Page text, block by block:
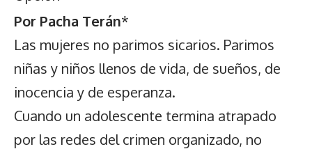
Por Pacha Terán*
Las mujeres no parimos sicarios. Parimos
niñas y niños llenos de vida, de sueños, de
inocencia y de esperanza.
Cuando un adolescente termina atrapado
por las redes del crimen organizado, no